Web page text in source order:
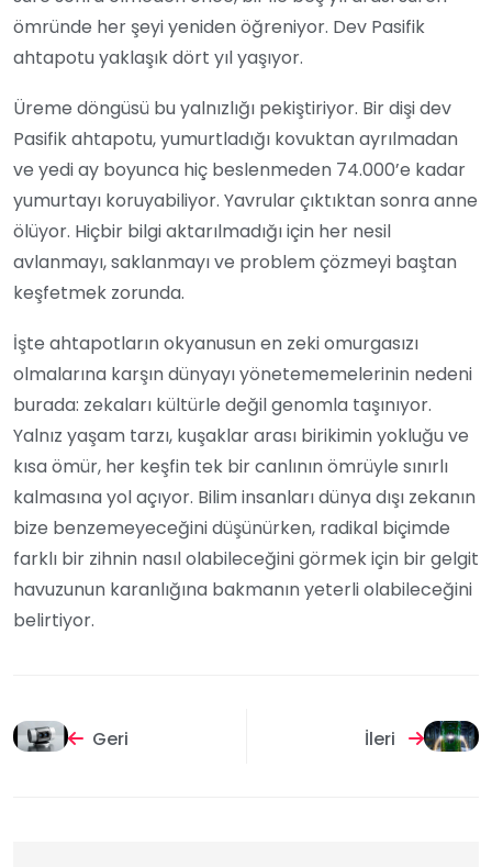
ömründe her şeyi yeniden öğreniyor. Dev Pasifik
ahtapotu yaklaşık dört yıl yaşıyor.
Üreme döngüsü bu yalnızlığı pekiştiriyor. Bir dişi dev
Pasifik ahtapotu, yumurtladığı kovuktan ayrılmadan
ve yedi ay boyunca hiç beslenmeden 74.000’e kadar
yumurtayı koruyabiliyor. Yavrular çıktıktan sonra anne
ölüyor. Hiçbir bilgi aktarılmadığı için her nesil
avlanmayı, saklanmayı ve problem çözmeyi baştan
keşfetmek zorunda.
İşte ahtapotların okyanusun en zeki omurgasızı
olmalarına karşın dünyayı yönetememelerinin nedeni
burada: zekaları kültürle değil genomla taşınıyor.
Yalnız yaşam tarzı, kuşaklar arası birikimin yokluğu ve
kısa ömür, her keşfin tek bir canlının ömrüyle sınırlı
kalmasına yol açıyor. Bilim insanları dünya dışı zekanın
bize benzemeyeceğini düşünürken, radikal biçimde
farklı bir zihnin nasıl olabileceğini görmek için bir gelgit
havuzunun karanlığına bakmanın yeterli olabileceğini
belirtiyor.
Geri İleri